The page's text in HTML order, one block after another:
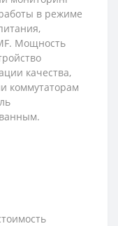
в режиме
Мощность
качества,
коммутаторам